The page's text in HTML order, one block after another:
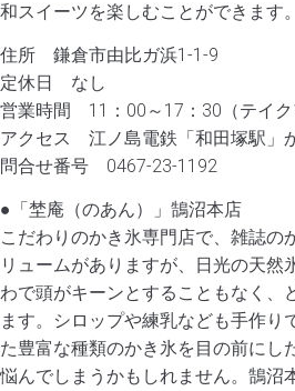
和スイーツを楽しむことができます。
住所 鎌倉市由比ガ浜1-1-9
定休日 なし
営業時間 11：00～17：30（テイク
アクセス 江ノ島電鉄「和田塚駅」
問合せ番号 0467-23-1192
●「埜庵（のあん）」鵠沼本店
こだわりのかき氷専門店で、雑誌の
リュームがありますが、日光の天然
わで頭がキーンとすることもなく、
ます。シロップや練乳なども手作り
た豊富な種類のかき氷を目の前にし
悩んでしまうかもしれません。鵠沼